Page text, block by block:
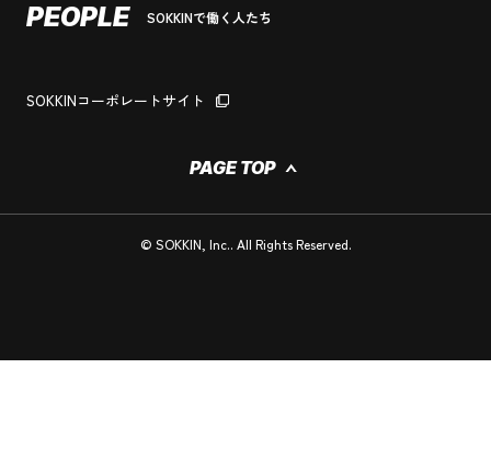
PEOPLE SOKKINで働く人たち
SOKKINコーポレートサイト
PAGE TOP
© SOKKIN, Inc.. All Rights Reserved.